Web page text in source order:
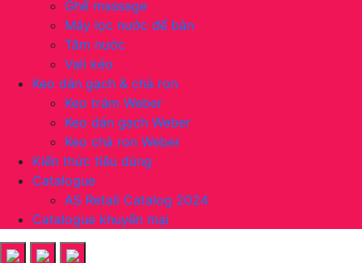
Ghế massage
Máy lọc nước để bàn
Tăm nước
Vali kéo
Keo dán gạch & chà ron
Keo trám Weber
Keo dán gạch Weber
Keo chà ron Weber
Kiến thức tiêu dùng
Catalogue
AS Retail Catalog 2024
Catalogue khuyến mại